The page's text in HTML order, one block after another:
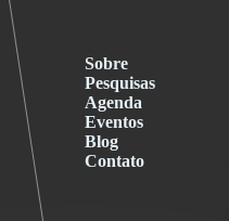
Sobre
Pesquisas
Agenda
Eventos
Blog
Contato